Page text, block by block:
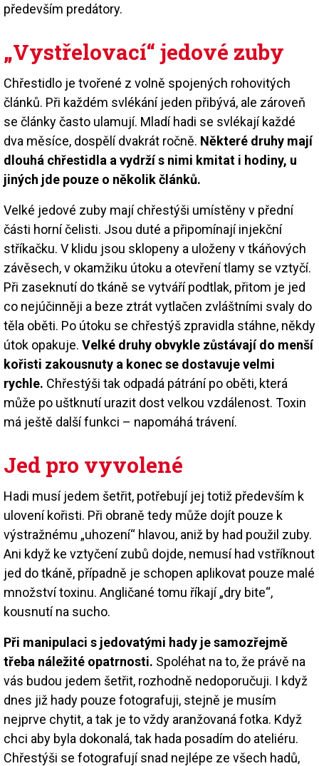
především predátory.
„Vystřelovací“ jedové zuby
Chřestidlo je tvořené z volně spojených rohovitých
článků. Při každém svlékání jeden přibývá, ale zároveň
se články často ulamují. Mladí hadi se svlékají každé
dva měsíce, dospělí dvakrát ročně. Některé druhy mají
dlouhá chřestidla a vydrží s nimi kmitat i hodiny, u
jiných jde pouze o několik článků.
Velké jedové zuby mají chřestýši umístěny v přední
části horní čelisti. Jsou duté a připomínají injekční
stříkačku. V klidu jsou sklopeny a uloženy v tkáňových
závěsech, v okamžiku útoku a otevření tlamy se vztyčí.
Při zaseknutí do tkáně se vytváří podtlak, přitom je jed
co nejúčinněji a beze ztrát vytlačen zvláštními svaly do
těla oběti. Po útoku se chřestýš zpravidla stáhne, někdy
útok opakuje. Velké druhy obvykle zůstávají do menší
kořisti zakousnuty a konec se dostavuje velmi
rychle. Chřestýši tak odpadá pátrání po oběti, která
může po uštknutí urazit dost velkou vzdálenost. Toxin
má ještě další funkci – napomáhá trávení.
Jed pro vyvolené
Hadi musí jedem šetřit, potřebují jej totiž především k
ulovení kořisti. Při obraně tedy může dojít pouze k
výstražnému „uhození“ hlavou, aniž by had použil zuby.
Ani když ke vztyčení zubů dojde, nemusí had vstříknout
jed do tkáně, případně je schopen aplikovat pouze malé
množství toxinu. Angličané tomu říkají „dry bite“,
kousnutí na sucho.
Při manipulaci s jedovatými hady je samozřejmě
třeba náležité opatrnosti. Spoléhat na to, že právě na
vás budou jedem šetřit, rozhodně nedoporučuji. I když
dnes již hady pouze fotografuji, stejně je musím
nejprve chytit, a tak je to vždy aranžovaná fotka. Když
chci aby byla dokonalá, tak hada posadím do ateliéru.
Chřestýši se fotografují snad nejlépe ze všech hadů,